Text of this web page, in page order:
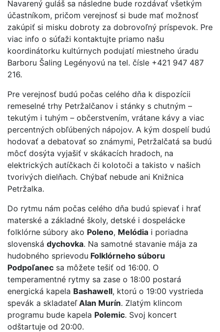
Navarený guláš sa následne bude rozdávať všetkým
účastníkom, pričom verejnosť si bude mať možnosť
zakúpiť si misku dobroty za dobrovoľný príspevok. Pre
viac info o súťaži kontaktujte priamo našu
koordinátorku kultúrnych podujatí miestneho úradu
Barboru Šaling Legényovú na tel. čísle +421 947 487
216.
Pre verejnosť budú počas celého dňa k dispozícii
remeselné trhy Petržalčanov i stánky s chutným –
tekutým i tuhým – občerstvením, vrátane kávy a viac
percentných obľúbených nápojov. A kým dospelí budú
hodovať a debatovať so známymi, Petržalčatá sa budú
môcť dosýta vyjašiť v skákacích hradoch, na
elektrických autíčkach či kolotoči a takisto v našich
tvorivých dielňach. Chýbať nebude ani Knižnica
Petržalka.
Do rytmu nám počas celého dňa budú spievať i hrať
materské a základné školy, detské i dospelácke
folklórne súbory ako Poleno, Melódia i poriadna
slovenská dychovka. Na samotné stavanie mája za
hudobného sprievodu Folklórneho súboru
Podpoľanec sa môžete tešiť od 16:00. O
temperamentné rytmy sa zase o 18:00 postará
energická kapela Bashawell, ktorú o 19:00 vystrieda
spevák a skladateľ Alan Murín. Zlatým klincom
programu bude kapela Polemic. Svoj koncert
odštartuje od 20:00.